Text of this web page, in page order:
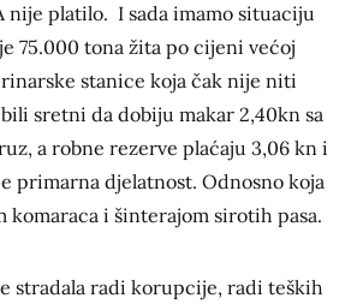
nije platilo. I sada imamo situaciju
75.000 tona žita po cijeni većoj
stanice koja čak nije niti
sretni da dobiju makar 2,40kn sa
a robne rezerve plaćaju 3,06 kn i
primarna djelatnost. Odnosno koja
komaraca i šinterajom sirotih pasa.
stradala radi korupcije, radi teških